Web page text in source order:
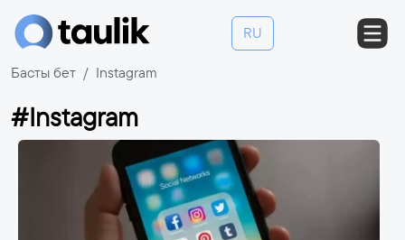
RU
Басты бет Instagram
#Instagram